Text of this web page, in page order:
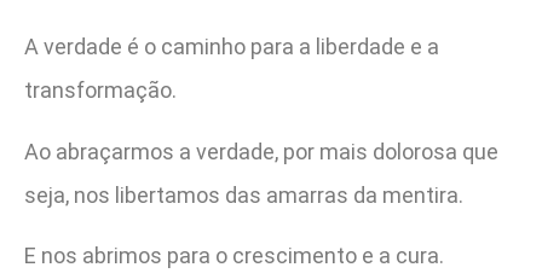
A verdade é o caminho para a liberdade e a
transformação.
Ao abraçarmos a verdade, por mais dolorosa que
seja, nos libertamos das amarras da mentira.
E nos abrimos para o crescimento e a cura.